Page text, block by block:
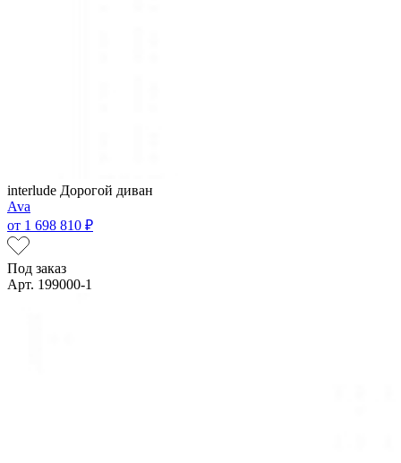
interlude Дорогой диван
Ava
от 1 698 810 ₽
Под заказ
Арт. 199000-1